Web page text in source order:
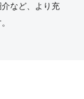
など、より充